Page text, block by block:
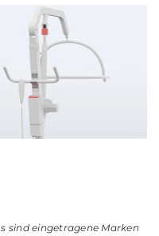
sind eingetragene Marken